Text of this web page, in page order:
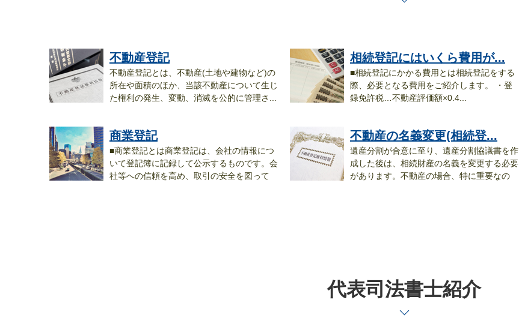
不動産登記
不動産登記とは、不動産(土地や建物など)の
所在や面積のほか、当該不動産について生じ
た権利の発生、変動、消滅を公的に管理さ...
相続登記にはいくら費用が...
■相続登記にかかる費用とは相続登記をする
際、必要となる費用をご紹介します。 ・登
録免許税…不動産評価額×0.4...
商業登記
■商業登記とは商業登記は、会社の情報につ
いて登記簿に記録して公示するものです。会
社等への信頼を高め、取引の安全を図って
不動産の名義変更(相続登...
遺産分割が合意に至り、遺産分割協議書を作
成した後は、相続財産の名義を変更する必要
があります。不動産の場合、特に重要なの
代表司法書士紹介